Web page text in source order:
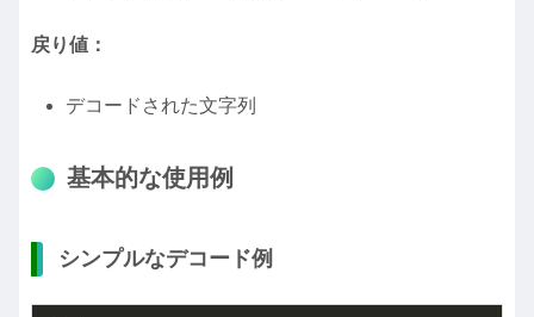
戻り値：
デコードされた文字列
基本的な使用例
シンプルなデコード例